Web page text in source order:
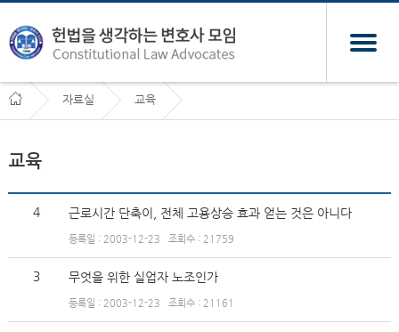
자료실 교육
교육
4 근로시간 단축이, 전체 고용상승 효과 얻는 것은 아니다
등록일 : 2003-12-23 조회수 : 21759
3 무엇을 위한 실업자 노조인가
등록일 : 2003-12-23 조회수 : 21161